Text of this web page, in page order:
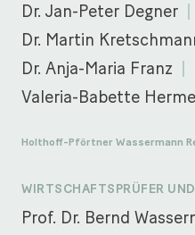
Dr. Jan-Peter Degner
Dr. Martin
Dr. Anja-Maria Franz
Valeria-Babette
Holthoff-Pförtner Wassermann
WIRTSCHAFTSPRÜFER
Prof. Dr. Bernd